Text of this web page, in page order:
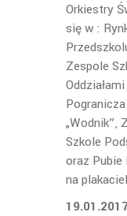
Orkiestry
się w :
Zespole
„Wodnik”,
Szkole
oraz Pubie
na